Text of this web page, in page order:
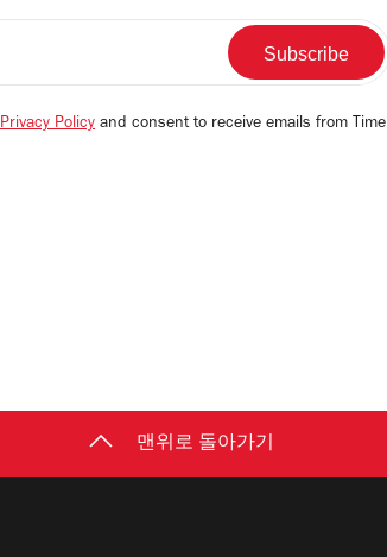
Privacy Policy and consent to receive emails from Time
맨위로 돌아가기